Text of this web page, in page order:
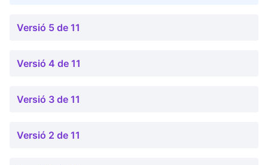
Versió 5 de 11
Versió 4 de 11
Versió 3 de 11
Versió 2 de 11